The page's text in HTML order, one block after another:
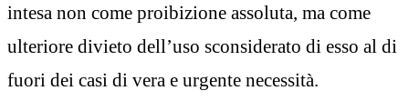
intesa non come proibizione assoluta, ma come
ulteriore divieto dell’uso sconsiderato di esso al di
fuori dei casi di vera e urgente necessità.